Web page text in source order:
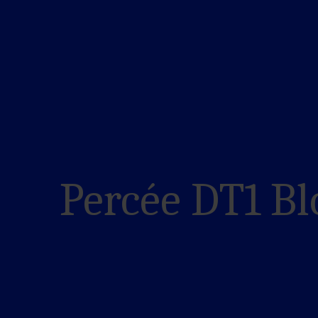
Percée DT1